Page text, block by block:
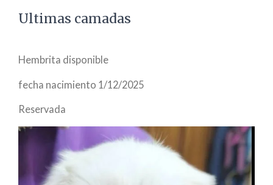
Ultimas camadas
Hembrita disponible
fecha nacimiento 1/12/2025
Reservada